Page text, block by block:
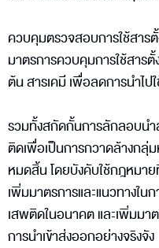
ควบคุมตรวจสอบการใช้สาร
มาตรการควบคุมการใช้สาร
ต้น สารเคมี เพื่อลดการนำไป
รวมทั้งสกัดกั้นการลักลอบน
ติดเพื่อเป็นการกวาดล้างกลุ่
หมดสิ้น โดยบังคับใช้กฎหมา
เพิ่มมาตรการและแนวทางใ
เสพติดในอนาคต และเพิ่มม
การนำเข้าส่งออกอย่างจริงจัง